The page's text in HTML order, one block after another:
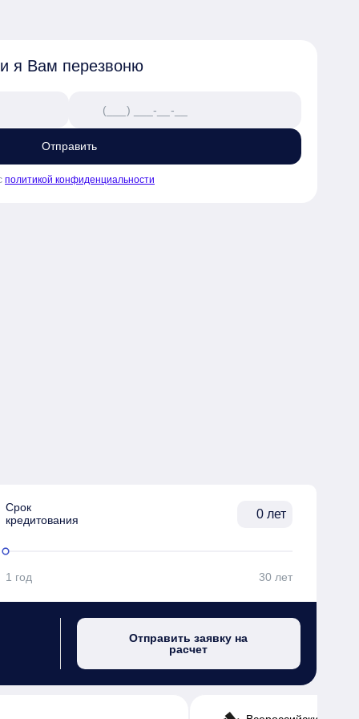
я Вам перезвоню
Отправить
политикой конфиденциальности
Срок
кредитования
лет
1 год 30 лет
Отправить заявку на
расчет